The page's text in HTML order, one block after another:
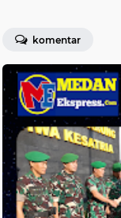
komentar